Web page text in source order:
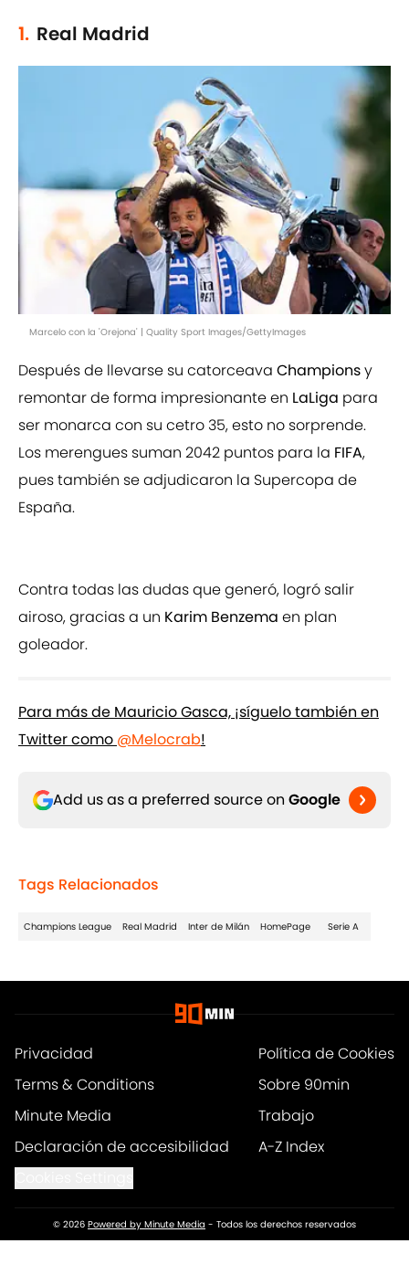
1. Real Madrid
Marcelo con la 'Orejona' | Quality Sport Images/GettyImages
Después de llevarse su catorceava Championsy
remontar de forma impresionante en LaLiga para
ser monarca con su cetro 35, esto no sorprende.
Los merengues suman 2042 puntos para la FIFA,
pues también se adjudicaron la Supercopa de
España.
Contra todas las dudas que generó, logró salir
airoso, gracias a un Karim Benzema en plan
goleador.
Para más de Mauricio Gasca, ¡síguelo también en
Twitter como @Melocrab!
Add us as a preferred source on Google
Tags Relacionados
Champions League Real Madrid Inter de Milán HomePage Serie A
Privacidad
Política de Cookies
Terms & Conditions
Sobre 90min
Minute Media
Trabajo
Declaración de accesibilidad
A-Z Index
© 2026 Powered by Minute Media - Todos los derechos reservados